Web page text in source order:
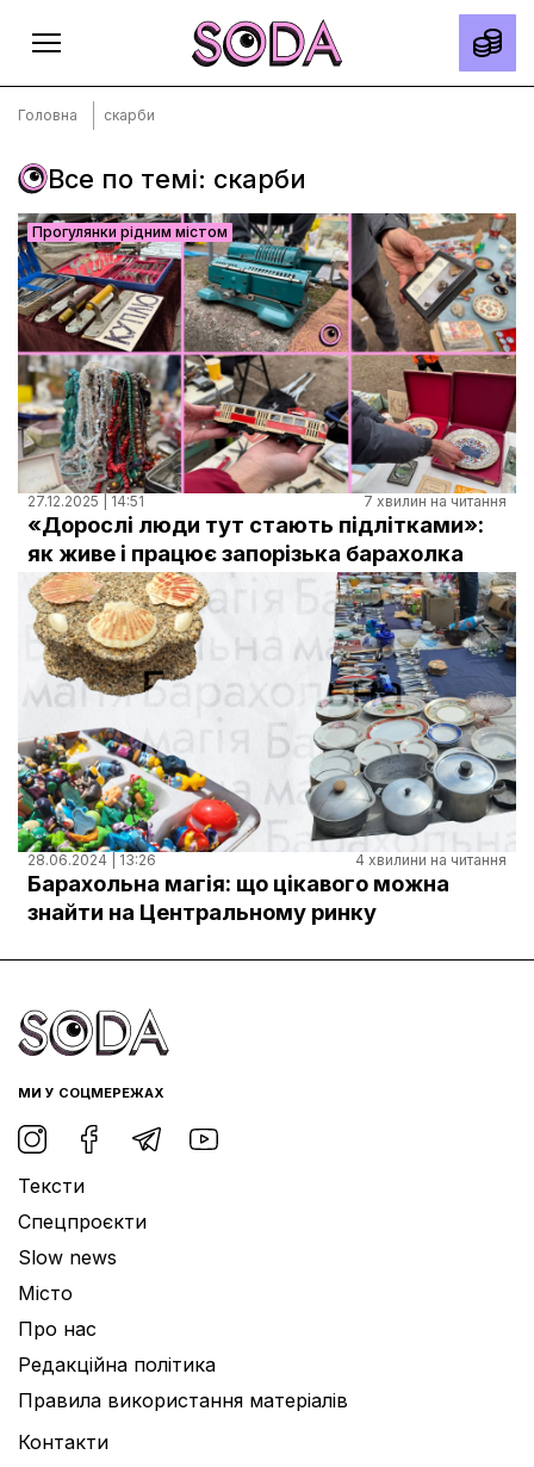
Головна
Тексти
Спецпроєкти
Slow news
Місто
Про нас
Редакційна політика
Правила використання матеріалів
Документи
Головна скарби
Все по темі: скарби
Прогулянки рідним містом
27.12.2025 | 14:51 7 хвилин на читання
«Дорослі люди тут стають підлітками»:
як живе і працює запорізька барахолка
28.06.2024 | 13:26 4 хвилини на читання
Барахольна магія: що цікавого можна
знайти на Центральному ринку
МИ У СОЦМЕРЕЖАХ
Тексти
Спецпроєкти
Slow news
Місто
Про нас
Редакційна політика
Правила використання матеріалів
Контакти